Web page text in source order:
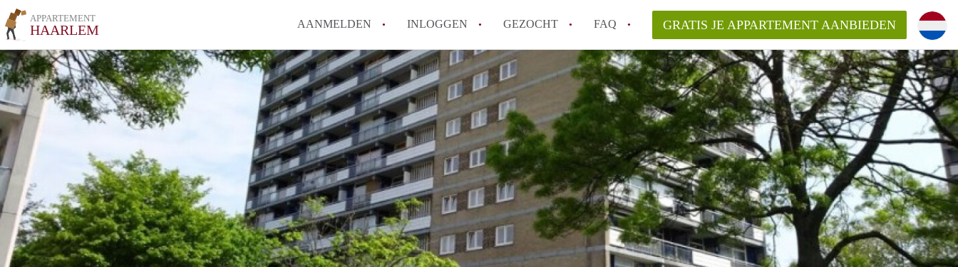
APPARTEMENT
HAARLEM AANMELDEN INLOGGEN GEZOCHT FAQ
How to translate AppartementHaarlem!
Wat is AppartementHaarlem?
Hoeveel kost het om te reageren op een Appartement in Haarlem?
Wat is de privacyverklaring van AppartementHaarlem?
Berekent AppartementHaarlem
makelaarsvergoeding/bemiddelingsvergoeding?
Alle veelgestelde vragen
GRATIS JE APPARTEMENT AANBIEDEN